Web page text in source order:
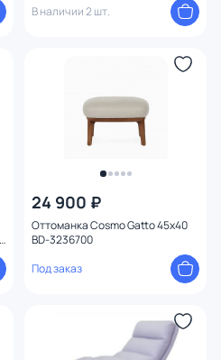
В наличии 2 шт.
24 900 ₽
Оттоманка Cosmo Gatto 45х40
BD-3236700
Под заказ